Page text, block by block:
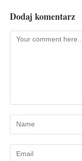
Dodaj komentarz